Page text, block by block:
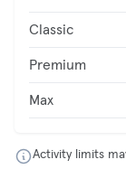
Classic
Premium
Max
Activity limits